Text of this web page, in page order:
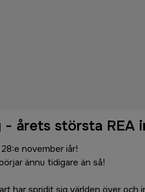
- årets största REA
november iår!
ännu tidigare än så!
har spridit sig världen över och